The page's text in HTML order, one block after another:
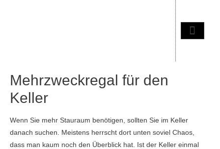
Mehrzweckregal für den
Keller
Wenn Sie mehr Stauraum benötigen, sollten Sie im Keller
danach suchen. Meistens herrscht dort unten soviel Chaos,
dass man kaum noch den Überblick hat. Ist der Keller einmal